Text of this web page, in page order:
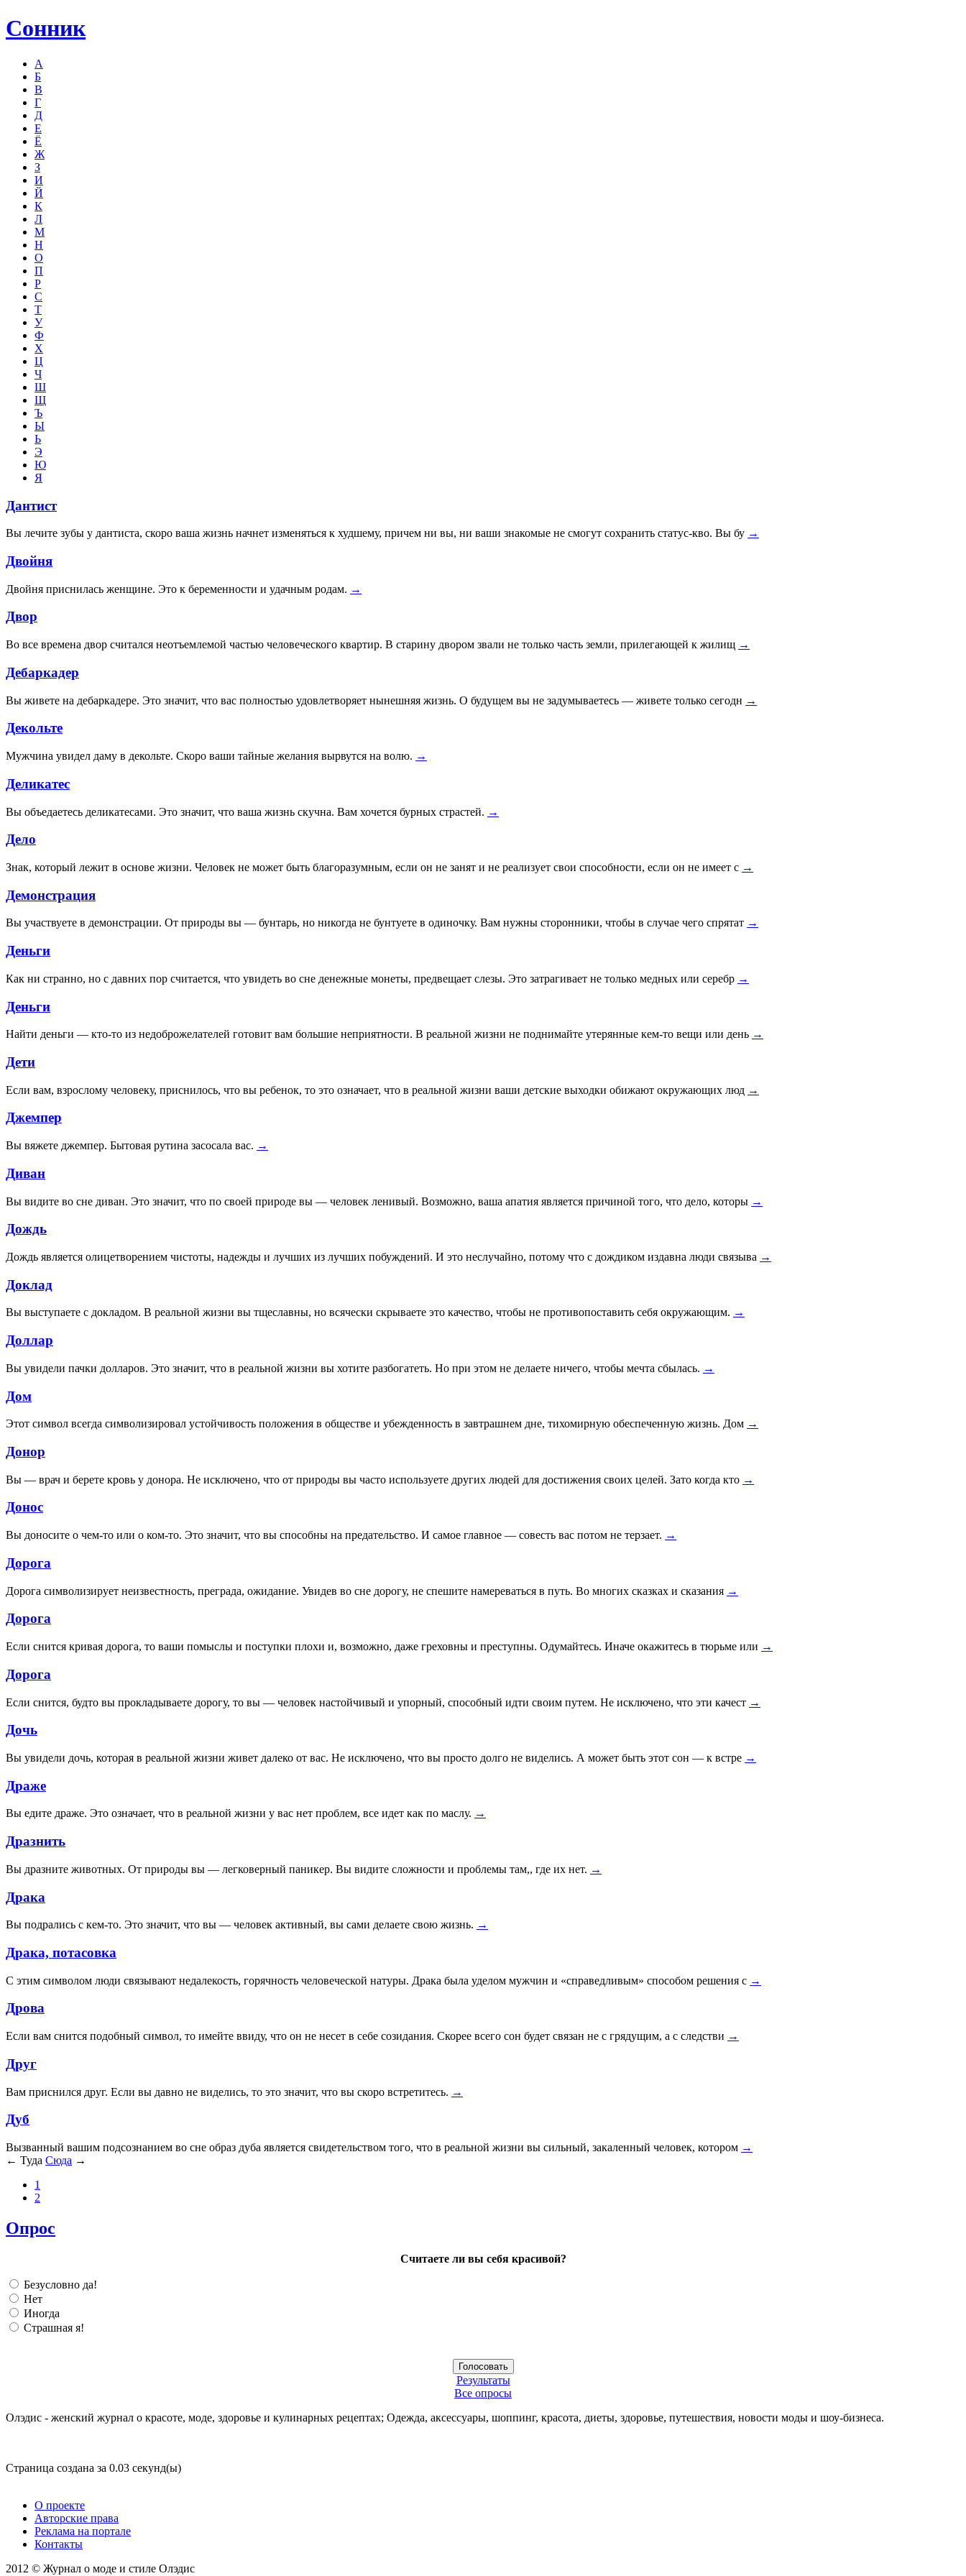
Сонник
А
Б
В
Г
Д
Е
Ё
Ж
З
И
Й
К
Л
М
Н
О
П
Р
С
Т
У
Ф
Х
Ц
Ч
Ш
Щ
Ъ
Ы
Ь
Э
Ю
Я
Дантист
Вы лечите зубы у дантиста, скоро ваша жизнь начнет изменяться к худшему, причем ни вы, ни ваши знакомые не смогут сохранить статус-кво. Вы бу →
Двойня
Двойня приснилась женщине. Это к беременности и удачным родам. →
Двор
Во все времена двор считался неотъемлемой частью человеческого квартир. В старину двором звали не только часть земли, прилегающей к жилищ →
Дебаркадер
Вы живете на дебаркадере. Это значит, что вас полностью удовлетворяет нынешняя жизнь. О будущем вы не задумываетесь — живете только сегодн →
Декольте
Мужчина увидел даму в декольте. Скоро ваши тайные желания вырвутся на волю. →
Деликатес
Вы объедаетесь деликатесами. Это значит, что ваша жизнь скучна. Вам хочется бурных страстей. →
Дело
Знак, который лежит в основе жизни. Человек не может быть благоразумным, если он не занят и не реализует свои способности, если он не имеет с →
Демонстрация
Вы участвуете в демонстрации. От природы вы — бунтарь, но никогда не бунтуете в одиночку. Вам нужны сторонники, чтобы в случае чего спрятат →
Деньги
Как ни странно, но с давних пор считается, что увидеть во сне денежные монеты, предвещает слезы. Это затрагивает не только медных или серебр →
Деньги
Найти деньги — кто-то из недоброжелателей готовит вам большие неприятности. В реальной жизни не поднимайте утерянные кем-то вещи или день →
Дети
Если вам, взрослому человеку, приснилось, что вы ребенок, то это означает, что в реальной жизни ваши детские выходки обижают окружающих люд →
Джемпер
Вы вяжете джемпер. Бытовая рутина засосала вас. →
Диван
Вы видите во сне диван. Это значит, что по своей природе вы — человек ленивый. Возможно, ваша апатия является причиной того, что дело, которы →
Дождь
Дождь является олицетворением чистоты, надежды и лучших из лучших побуждений. И это неслучайно, потому что с дождиком издавна люди связыва →
Доклад
Вы выступаете с докладом. В реальной жизни вы тщеславны, но всячески скрываете это качество, чтобы не противопоставить себя окружающим. →
Доллар
Вы увидели пачки долларов. Это значит, что в реальной жизни вы хотите разбогатеть. Но при этом не делаете ничего, чтобы мечта сбылась. →
Дом
Этот символ всегда символизировал устойчивость положения в обществе и убежденность в завтрашнем дне, тихомирную обеспеченную жизнь. Дом →
Донор
Вы — врач и берете кровь у донора. Не исключено, что от природы вы часто используете других людей для достижения своих целей. Зато когда кто →
Донос
Вы доносите о чем-то или о ком-то. Это значит, что вы способны на предательство. И самое главное — совесть вас потом не терзает. →
Дорога
Дорога символизирует неизвестность, преграда, ожидание. Увидев во сне дорогу, не спешите намереваться в путь. Во многих сказках и сказания →
Дорога
Если снится кривая дорога, то ваши помыслы и поступки плохи и, возможно, даже греховны и преступны. Одумайтесь. Иначе окажитесь в тюрьме или →
Дорога
Если снится, будто вы прокладываете дорогу, то вы — человек настойчивый и упорный, способный идти своим путем. Не исключено, что эти качест →
Дочь
Вы увидели дочь, которая в реальной жизни живет далеко от вас. Не исключено, что вы просто долго не виделись. А может быть этот сон — к встре →
Драже
Вы едите драже. Это означает, что в реальной жизни у вас нет проблем, все идет как по маслу. →
Дразнить
Вы дразните животных. От природы вы — легковерный паникер. Вы видите сложности и проблемы там,, где их нет. →
Драка
Вы подрались с кем-то. Это значит, что вы — человек активный, вы сами делаете свою жизнь. →
Драка, потасовка
С этим символом люди связывают недалекость, горячность человеческой натуры. Драка была уделом мужчин и «справедливым» способом решения с →
Дрова
Если вам снится подобный символ, то имейте ввиду, что он не несет в себе созидания. Скорее всего сон будет связан не с грядущим, а с следстви →
Друг
Вам приснился друг. Если вы давно не виделись, то это значит, что вы скоро встретитесь. →
Дуб
Вызванный вашим подсознанием во сне образ дуба является свидетельством того, что в реальной жизни вы сильный, закаленный человек, котором →
← Туда Сюда →
1
2
Опрос
Считаете ли вы себя красивой?
Безусловно да!
Нет
Иногда
Страшная я!
Результаты
Все опросы
Олэдис - женский журнал о красоте, моде, здоровье и кулинарных рецептах; Одежда, аксессуары, шоппинг, красота, диеты, здоровье, путешествия, новости моды и шоу-бизнеса.
Страница создана за 0.03 секунд(ы)
О проекте
Авторские права
Реклама на портале
Контакты
2012 © Журнал о моде и стиле Олэдис